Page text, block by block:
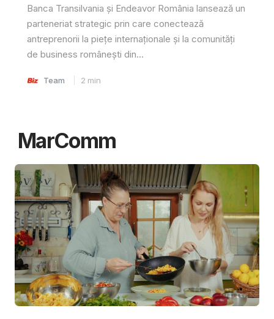
Banca Transilvania și Endeavor România lansează un
parteneriat strategic prin care conectează
antreprenorii la piețe internaționale și la comunități
de business românești din...
Team 2 min
MarComm